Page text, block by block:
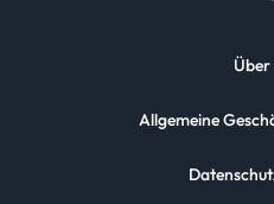
Über
Allgemeine